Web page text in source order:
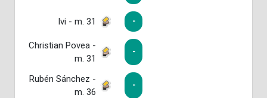
Ivi - m. 31 -
Christian Povea -
m. 31
-
Rubén Sánchez -
m. 36
-